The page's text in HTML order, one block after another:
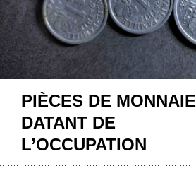
PIÈCES DE MONNAIE
DATANT DE
L’OCCUPATION